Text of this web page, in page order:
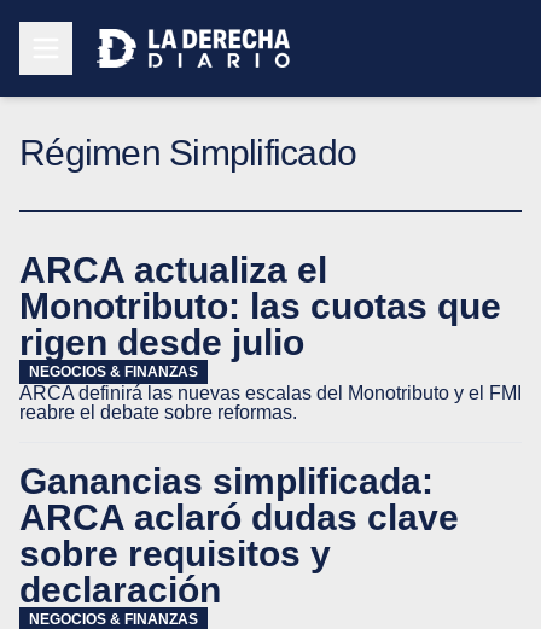
Régimen Simplificado
ARCA actualiza el
Monotributo: las cuotas que
rigen desde julio
NEGOCIOS & FINANZAS
ARCA definirá las nuevas escalas del Monotributo y el FMI
reabre el debate sobre reformas.
Ganancias simplificada:
ARCA aclaró dudas clave
sobre requisitos y
declaración
NEGOCIOS & FINANZAS